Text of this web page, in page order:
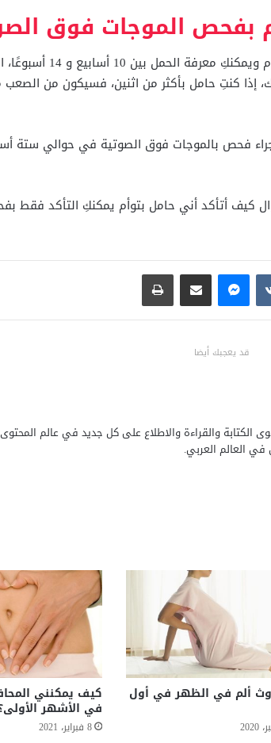
بفحص الموجات فوق
يُعتبر هو الطريقة الوحيدة للتأكد من أنكِ
كنتِ حامل بأكثر من اثنين، فسيكون من
فحص بالموجات فوق الصوتية في حوالي ستة
كيف أتأكد أني حامل بتوأم يمكنكِ التأكد فقط
ماسنجر مشاركة عبر البريد طباعة
قد يعجبك أيضا
والقراءة والاطلاع على كل جديد في عالم
العالم العربي.
ألم في الظهر في أول كيف يمكنني
في الأشهر
8 فبراير، 2021